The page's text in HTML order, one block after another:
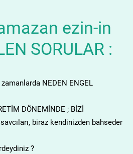
ezin-in
SORULAR :
NEDEN ENGEL
DÖNEMİNDE ; BİZİ
biraz kendinizden bahseder
?